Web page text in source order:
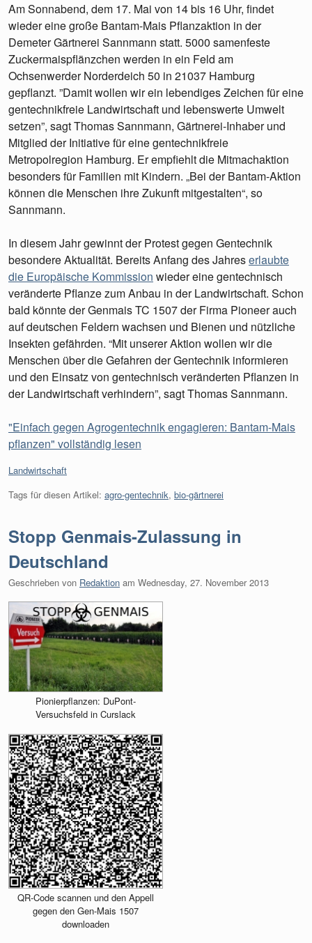
Am Sonnabend, dem 17. Mai von 14 bis 16 Uhr, findet
wieder eine große Bantam-Mais Pflanzaktion in der
Demeter Gärtnerei Sannmann statt. 5000 samenfeste
Zuckermaispflänzchen werden in ein Feld am
Ochsenwerder Norderdeich 50 in 21037 Hamburg
gepflanzt. ”Damit wollen wir ein lebendiges Zeichen für eine
gentechnikfreie Landwirtschaft und lebenswerte Umwelt
setzen”, sagt Thomas Sannmann, Gärtnerei-Inhaber und
Mitglied der Initiative für eine gentechnikfreie
Metropolregion Hamburg. Er empfiehlt die Mitmachaktion
besonders für Familien mit Kindern. „Bei der Bantam-Aktion
können die Menschen ihre Zukunft mitgestalten“, so
Sannmann.
In diesem Jahr gewinnt der Protest gegen Gentechnik
besondere Aktualität. Bereits Anfang des Jahreserlaubte
die Europäische Kommission wieder eine gentechnisch
veränderte Pflanze zum Anbau in der Landwirtschaft. Schon
bald könnte der Genmais TC 1507 der Firma Pioneer auch
auf deutschen Feldern wachsen und Bienen und nützliche
Insekten gefährden. “Mit unserer Aktion wollen wir die
Menschen über die Gefahren der Gentechnik informieren
und den Einsatz von gentechnisch veränderten Pflanzen in
der Landwirtschaft verhindern”, sagt Thomas Sannmann.
"Einfach gegen Agrogentechnik engagieren: Bantam-Mais
pflanzen" vollständig lesen
Kategorien:
Landwirtschaft
Tags für diesen Artikel: agro-gentechnik, bio-gärtnerei
Stopp Genmais-Zulassung in
Deutschland
Geschrieben von Redaktion am Wednesday, 27. November 2013
Pionierpflanzen: DuPont-
Versuchsfeld in Curslack
QR-Code scannen und den Appell
gegen den Gen-Mais 1507
downloaden